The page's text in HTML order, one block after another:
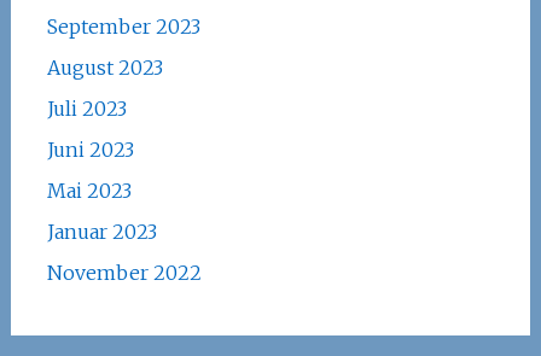
September 2023
August 2023
Juli 2023
Juni 2023
Mai 2023
Januar 2023
November 2022